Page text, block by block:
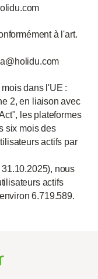
à l'art.
dans l'UE :
2, en liaison avec
les plateformes
six mois des
actifs par
nous
actifs
6.719.589.